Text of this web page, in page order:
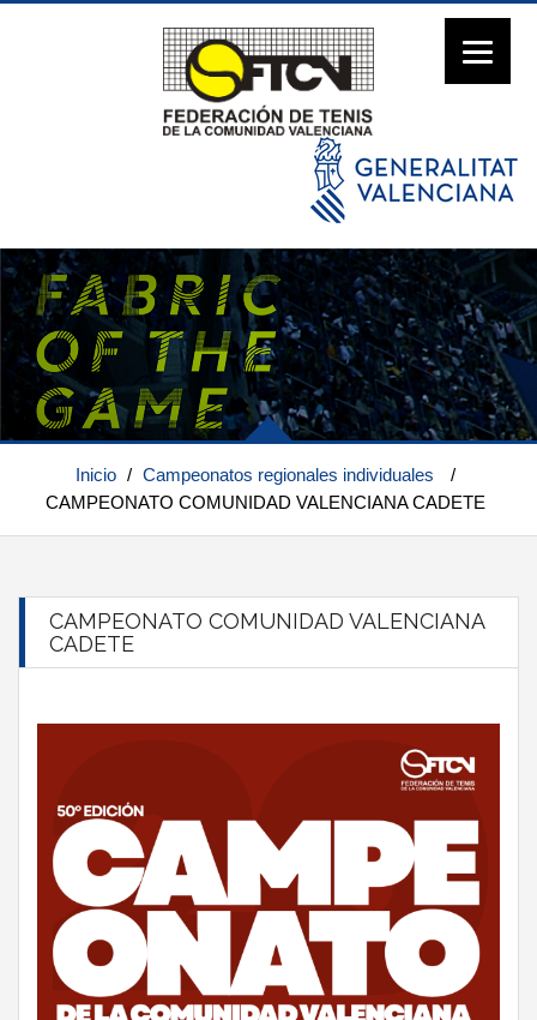
Inicio / Campeonatos regionales individuales
/
CAMPEONATO COMUNIDAD VALENCIANA CADETE
CAMPEONATO COMUNIDAD VALENCIANA
CADETE